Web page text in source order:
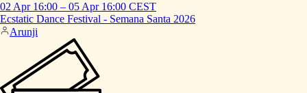
02 Apr 16:00 – 05 Apr 16:00 CEST
Ecstatic Dance Festival - Semana Santa 2026
Arunji